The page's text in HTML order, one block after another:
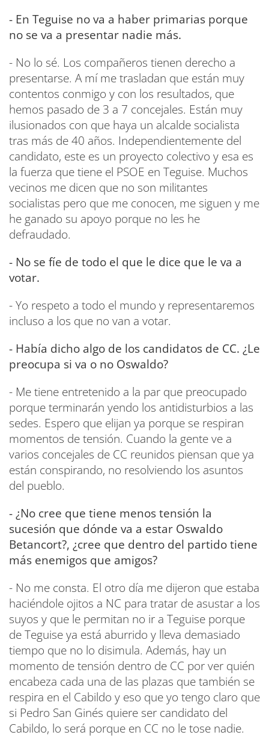
- En Teguise no va a haber primarias porque
no se va a presentar nadie más.
- No lo sé. Los compañeros tienen derecho a
presentarse. A mí me trasladan que están muy
contentos conmigo y con los resultados, que
hemos pasado de 3 a 7 concejales. Están muy
ilusionados con que haya un alcalde socialista
tras más de 40 años. Independientemente del
candidato, este es un proyecto colectivo y esa es
la fuerza que tiene el PSOE en Teguise. Muchos
vecinos me dicen que no son militantes
socialistas pero que me conocen, me siguen y me
he ganado su apoyo porque no les he
defraudado.
- No se fíe de todo el que le dice que le va a
votar.
- Yo respeto a todo el mundo y representaremos
incluso a los que no van a votar.
- Había dicho algo de los candidatos de CC. ¿Le
preocupa si va o no Oswaldo?
- Me tiene entretenido a la par que preocupado
porque terminarán yendo los antidisturbios a las
sedes. Espero que elijan ya porque se respiran
momentos de tensión. Cuando la gente ve a
varios concejales de CC reunidos piensan que ya
están conspirando, no resolviendo los asuntos
del pueblo.
- ¿No cree que tiene menos tensión la
sucesión que dónde va a estar Oswaldo
Betancort?, ¿cree que dentro del partido tiene
más enemigos que amigos?
- No me consta. El otro día me dijeron que estaba
haciéndole ojitos a NC para tratar de asustar a los
suyos y que le permitan no ir a Teguise porque
de Teguise ya está aburrido y lleva demasiado
tiempo que no lo disimula. Además, hay un
momento de tensión dentro de CC por ver quién
encabeza cada una de las plazas que también se
respira en el Cabildo y eso que yo tengo claro que
si Pedro San Ginés quiere ser candidato del
Cabildo, lo será porque en CC no le tose nadie.